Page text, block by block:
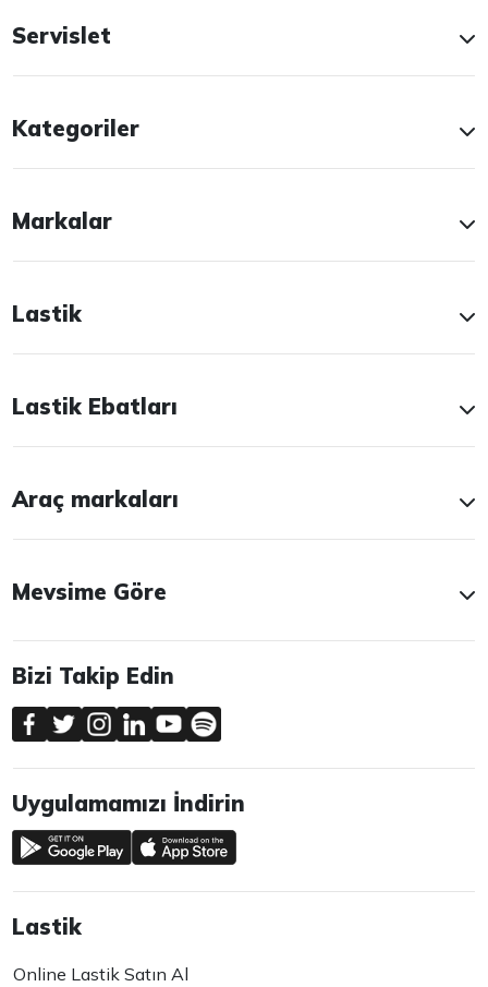
Servislet
Kategoriler
Markalar
Lastik
Lastik Ebatları
Araç markaları
Mevsime Göre
Bizi Takip Edin
Uygulamamızı İndirin
Lastik
Online Lastik Satın Al